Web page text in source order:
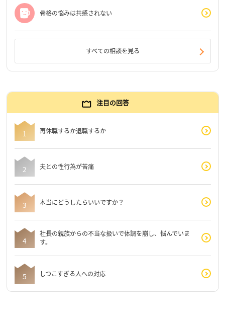
骨格の悩みは共感されない
すべての相談を見る
注目の回答
再休職するか退職するか
夫との性行為が苦痛
本当にどうしたらいいですか？
社長の親族からの不当な扱いで体調を崩し、悩んでいま
す。
しつこすぎる人への対応